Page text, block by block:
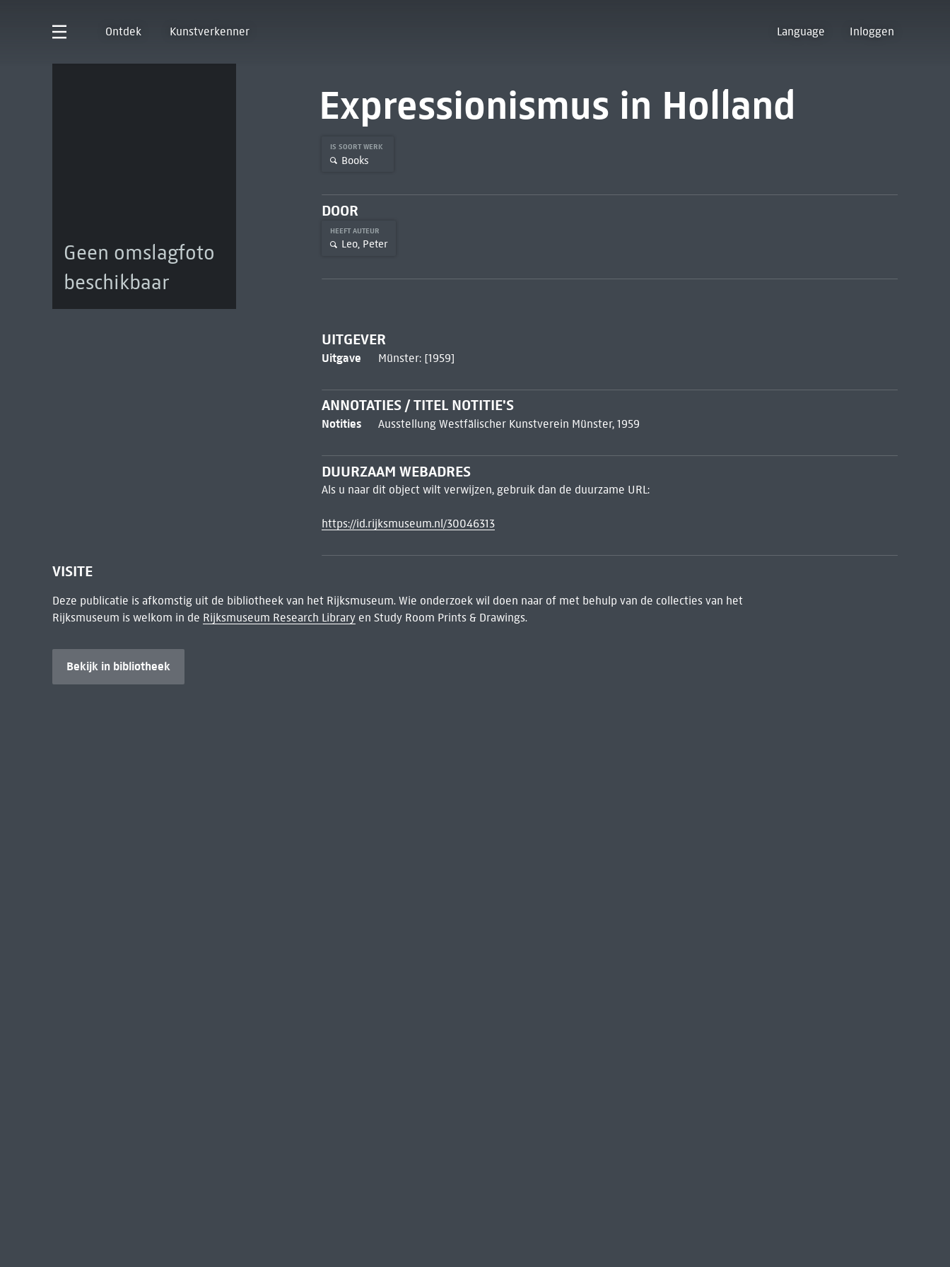
Ontdek Kunstverkenner Language Inloggen
Geen omslagfoto
beschikbaar
Expressionismus in Holland
IS SOORT WERK
Books
DOOR
HEEFT AUTEUR
Leo, Peter
UITGEVER
Uitgave Münster: [1959]
ANNOTATIES / TITEL NOTITIE'S
Notities Ausstellung Westfälischer Kunstverein Münster, 1959
DUURZAAM WEBADRES
Als u naar dit object wilt verwijzen, gebruik dan de duurzame URL:
https://id.rijksmuseum.nl/30046313
VISITE
Deze publicatie is afkomstig uit de bibliotheek van het Rijksmuseum. Wie onderzoek wil doen naar of met behulp van de collecties van het
Rijksmuseum is welkom in de Rijksmuseum Research Libraryen Study Room Prints & Drawings.
Bekijk in bibliotheek